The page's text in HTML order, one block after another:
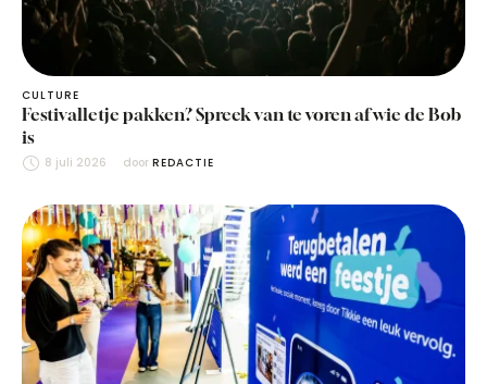
CULTURE
Festivalletje pakken? Spreek van te voren af wie de Bob
is
8 juli 2026 door REDACTIE